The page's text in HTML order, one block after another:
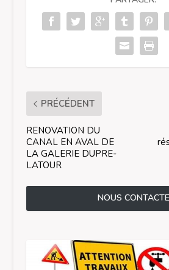
PRÉCÉDENT
RENOVATION DU
CANAL EN AVAL DE
LA GALERIE DUPRE-
LATOUR
NOUS